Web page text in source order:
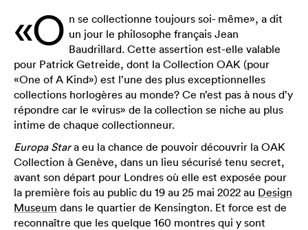
«O n se collectionne toujours soi- même», a dit
un jour le philosophe français Jean
Baudrillard. Cette assertion est-elle valable
pour Patrick Getreide, dont la Collection OAK (pour
«One of A Kind») est l’une des plus exceptionnelles
collections horlogères au monde? Ce n’est pas à nous d’y
répondre car le «virus» de la collection se niche au plus
intime de chaque collectionneur.
Europa Stara eu la chance de pouvoir découvrir la OAK
Collection à Genève, dans un lieu sécurisé tenu secret,
avant son départ pour Londres où elle est exposée pour
la première fois au public du 19 au 25 mai 2022 au Design
Museum dans le quartier de Kensington. Et force est de
reconnaître que les quelque 160 montres qui y sont